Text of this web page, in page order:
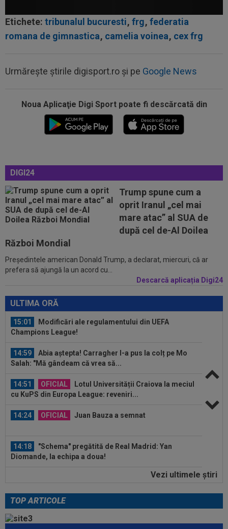
Etichete: tribunalul bucuresti, frg, federatia
romana de gimnastica, camelia voinea, cex frg
Urmărește știrile digisport.ro și pe Google News
Noua Aplicaţie Digi Sport poate fi descărcată din
DIGI24
Trump spune cum a
oprit Iranul „cel mai
mare atac” al SUA de
după cel de-Al Doilea
Război Mondial
Președintele american Donald Trump, a declarat, miercuri, că ar
prefera să ajungă la un acord cu...
Descarcă aplicația Digi24
ULTIMA ORĂ
Salah: "Mă gândeam că vrea să...
OFICIAL
Lotul Universității Craiova la meciul
cu KuPS din Europa League: reveniri...
14:18
"Schema" pregătită de Real Madrid: Yan
Diomande, la echipa a doua!
14:17 EXCLUSIV
”Cine e FCSB”? Victor Pițurcă nu
15:16
Stefanos Tsitsipas a oprit meciul la Montreal:
”Alo? Unde suntem aici?”
A fost la un pas de Inter, dar a bătut palma cu
15:01
Modificări ale regulamentului din UEFA
Champions League!
Salah: "Mă gândeam că vrea să...
cu KuPS din Europa League: reveniri...
Diomande, la echipa a doua!
15:16
Stefanos Tsitsipas a oprit meciul la Montreal:
”Alo? Unde suntem aici?”
Vezi ultimele ştiri
TOP ARTICOLE